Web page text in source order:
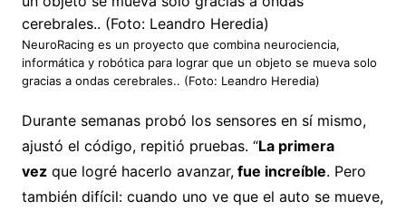
NeuroRacing es un proyecto que combina neurociencia,
informática y robótica para lograr que un objeto se mueva solo
gracias a ondas cerebrales.. (Foto: Leandro Heredia)
Durante semanas probó los sensores en sí mismo,
ajustó el código, repitió pruebas. “La primera
vezque logré hacerlo avanzar,fue increíble. Pero
también difícil: cuando uno ve que el auto se mueve,